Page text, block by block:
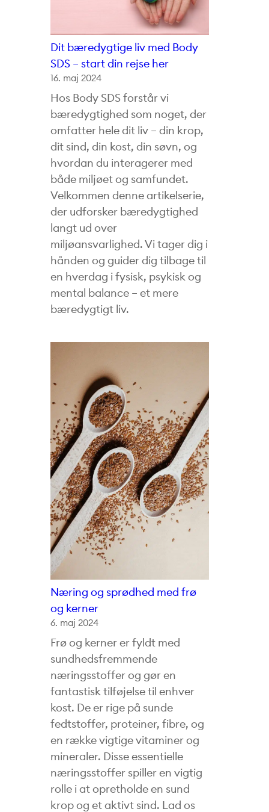
Dit bæredygtige liv med Body
SDS – start din rejse her
16. maj 2024
Hos Body SDS forstår vi
bæredygtighed som noget, der
omfatter hele dit liv – din krop,
dit sind, din kost, din søvn, og
hvordan du interagerer med
både miljøet og samfundet.
Velkommen denne artikelserie,
der udforsker bæredygtighed
langt ud over
miljøansvarlighed. Vi tager dig i
hånden og guider dig tilbage til
en hverdag i fysisk, psykisk og
mental balance – et mere
bæredygtigt liv.
Næring og sprødhed med frø
og kerner
6. maj 2024
Frø og kerner er fyldt med
sundhedsfremmende
næringsstoffer og gør en
fantastisk tilføjelse til enhver
kost. De er rige på sunde
fedtstoffer, proteiner, fibre, og
en række vigtige vitaminer og
mineraler. Disse essentielle
næringsstoffer spiller en vigtig
rolle i at opretholde en sund
krop og et aktivt sind. Lad os